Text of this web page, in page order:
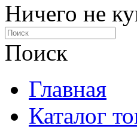
Ничего не
Поиск
Главная
Каталог